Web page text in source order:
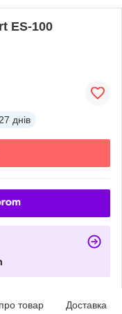
ES-100
27 днів
товар Доставка